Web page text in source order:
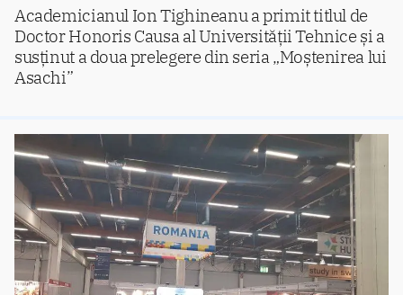
Academicianul Ion Tighineanu a primit titlul de
Doctor Honoris Causa al Universității Tehnice și a
susținut a doua prelegere din seria „Moștenirea lui
Asachi”